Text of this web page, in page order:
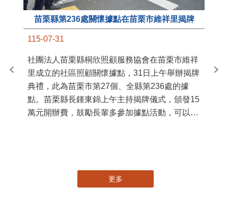
苗栗縣第236處關懷據點在苗栗市維祥里揭牌
115-07-31
社團法人苗栗縣桐欣照顧服務協會在苗栗市維祥
里成立的社區照顧關懷據點，31日上午舉辦揭牌
典禮，此為苗栗市第27個、全縣第236處的據
點。苗栗縣長鍾東錦上午主持揭牌儀式，頒發15
萬元開辦費，鼓勵長輩多參加據點活動，可以更
苗
更多